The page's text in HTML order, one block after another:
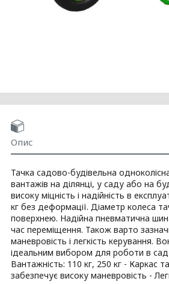
Опис
Тачка садово-будівельна
вантажів на ділянці, у саду або на
високу міцність і надійність в
кг без деформації. Діаметр колеса
поверхнею. Надійна пневматична
час переміщення. Також варто
маневровість і легкість керування.
ідеальним вибором для роботи в
Вантажність: 110 кг, 250 кг - Каркас
забезпечує високу маневровість -